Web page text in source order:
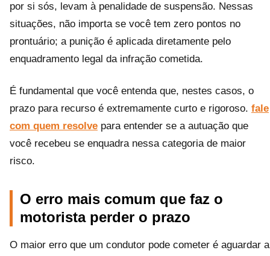
por si sós, levam à penalidade de suspensão. Nessas
situações, não importa se você tem zero pontos no
prontuário; a punição é aplicada diretamente pelo
enquadramento legal da infração cometida.
É fundamental que você entenda que, nestes casos, o
prazo para recurso é extremamente curto e rigoroso. fale
com quem resolve para entender se a autuação que
você recebeu se enquadra nessa categoria de maior
risco.
O erro mais comum que faz o
motorista perder o prazo
O maior erro que um condutor pode cometer é aguardar a